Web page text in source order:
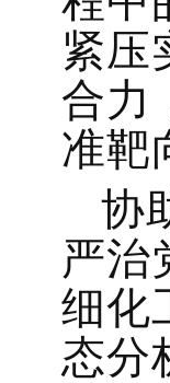
紧压
合力
准靶
协
严治
细化
态分